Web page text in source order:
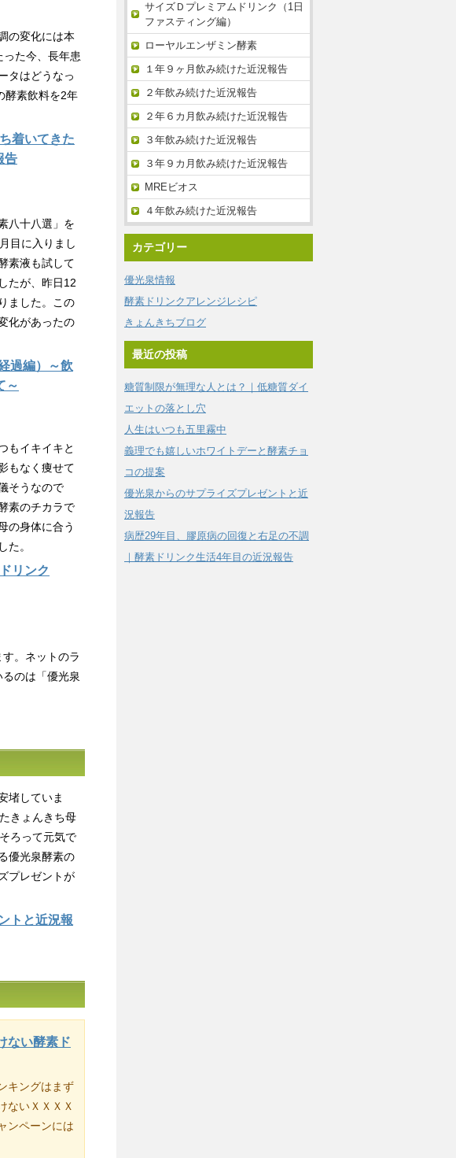
の変化には本
た今、長年患
タはどうなっ
酵素飲料を2年
着いてきた
告
八十八選」を
目に入りまし
素液も試して
たが、昨日12
ました。この
化があったの
過編）～飲
～
もイキイキと
もなく痩せて
そうなので
素のチカラで
の身体に合う
た。
リンク
。ネットのラ
のは「優光泉
堵していま
きょんきち母
ろって元気で
優光泉酵素の
プレゼントが
トと近況報
ない酵素ド
キングはまず
ないＸＸＸＸ
ンペーンには
サイズＤプレミアムドリンク（1日
ファスティング編）
ローヤルエンザミン酵素
１年９ヶ月飲み続けた近況報告
２年飲み続けた近況報告
２年６カ月飲み続けた近況報告
３年飲み続けた近況報告
３年９カ月飲み続けた近況報告
MREビオス
４年飲み続けた近況報告
カテゴリー
優光泉情報
酵素ドリンクアレンジレシピ
きょんきちブログ
最近の投稿
糖質制限が無理な人とは？｜低糖質ダイ
エットの落とし穴
人生はいつも五里霧中
義理でも嬉しいホワイトデーと酵素チョ
コの提案
優光泉からのサプライズプレゼントと近
況報告
病歴29年目、膠原病の回復と右足の不調
｜酵素ドリンク生活4年目の近況報告